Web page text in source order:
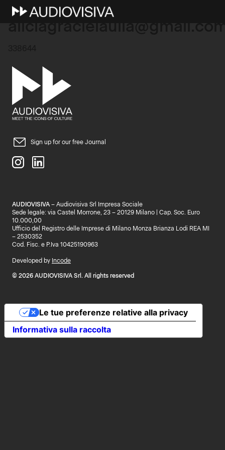
20 Marzo 2026
Sign up for our free Journal
AUDIOVISIVA – Audiovisiva Srl Impresa Sociale
Sede legale: via Castel Morrone, 23 – 20129 Milano | Cap. Soc. Euro
10.000,00
Ufficio del Registro delle Imprese di Milano Monza Brianza Lodi REA MI
– 2530352
Cod. Fisc. e P.Iva 10425190963
Developed by Incode
© 2026 AUDIOVISIVA Srl. All rights reserved
Informativa sulla raccolta
Le tue preferenze relative alla privacy